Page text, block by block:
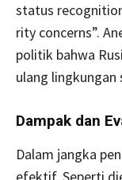
status
rity concerns”.
politik bahwa
ulang
Dampak dan
Dalam jangka